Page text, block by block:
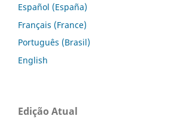
Español (España)
Français (France)
Português (Brasil)
English
Edição Atual